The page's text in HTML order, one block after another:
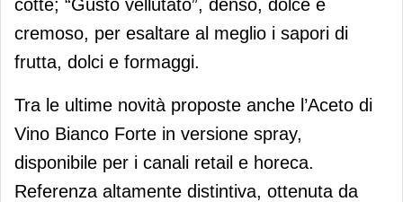
cotte; “Gusto vellutato”, denso, dolce e
cremoso, per esaltare al meglio i sapori di
frutta, dolci e formaggi.
Tra le ultime novità proposte anche l’Aceto di
Vino Bianco Forte in versione spray,
disponibile per i canali retail e horeca.
Referenza altamente distintiva, ottenuta da